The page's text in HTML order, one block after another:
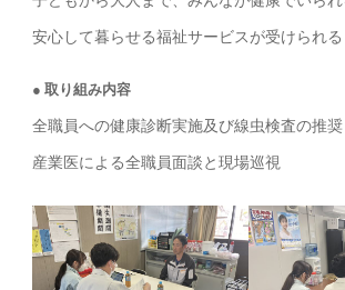
安心して暮らせる福祉サービスが受けられる
取り組み内容
全職員への健康診断実施及び線虫検査の推奨
産業医による全職員面談と現場巡視